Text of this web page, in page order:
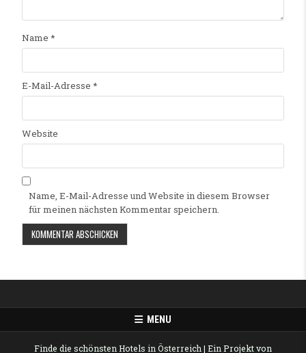
Name *
E-Mail-Adresse *
Website
Name, E-Mail-Adresse und Website in diesem Browser
für meinen nächsten Kommentar speichern.
MENU
Finde die schönsten Hotels in Österreich | Ein Projekt von